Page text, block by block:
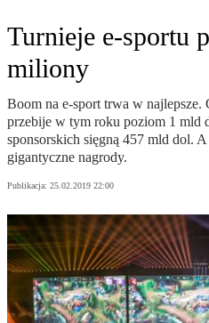
Turnieje e-sportu
miliony
Boom na e-sport trwa w najlepsze.
przebije w tym roku poziom 1 mld
sponsorskich sięgną 457 mld dol.
gigantyczne nagrody.
Publikacja: 25.02.2019 22:00